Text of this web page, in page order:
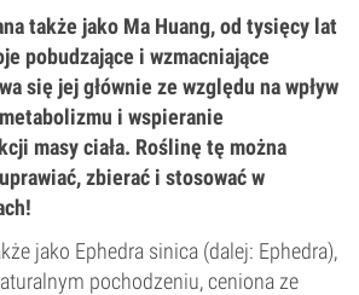
także jako Ma Huang, od tysięcy lat
pobudzające i wzmacniające
się jej głównie ze względu na wpływ
i wspieranie
masy ciała. Roślinę tę można
zbierać i stosować w
jako Ephedra sinica (dalej: Ephedra),
pochodzeniu, ceniona ze